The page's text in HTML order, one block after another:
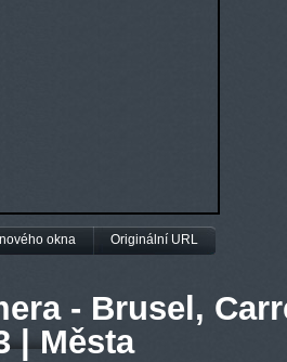
okna Originální URL
- Brusel,
| Města